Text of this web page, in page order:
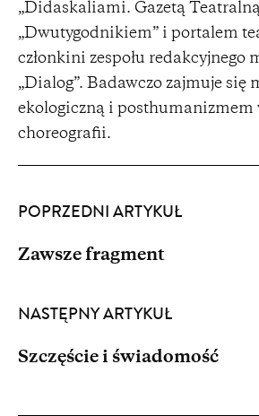
„Didaskaliami. Gazetą
„Dwutygodnikiem” i portalem
członkini zespołu redakcyjnego
„Dialog”. Badawczo zajmuje się
ekologiczną i posthumanizmem
choreografii.
POPRZEDNI ARTYKUŁ
Zawsze fragment
NASTĘPNY ARTYKUŁ
Szczęście i świadomość